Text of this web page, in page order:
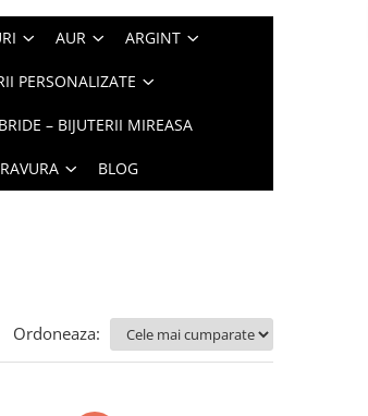
AUR ARGINT
PERSONALIZATE
– BIJUTERII MIREASA
BLOG
Ordoneaza: